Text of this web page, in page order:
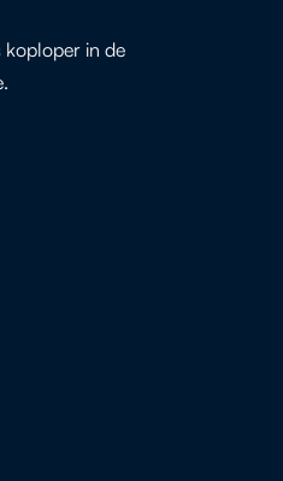
koploper in de